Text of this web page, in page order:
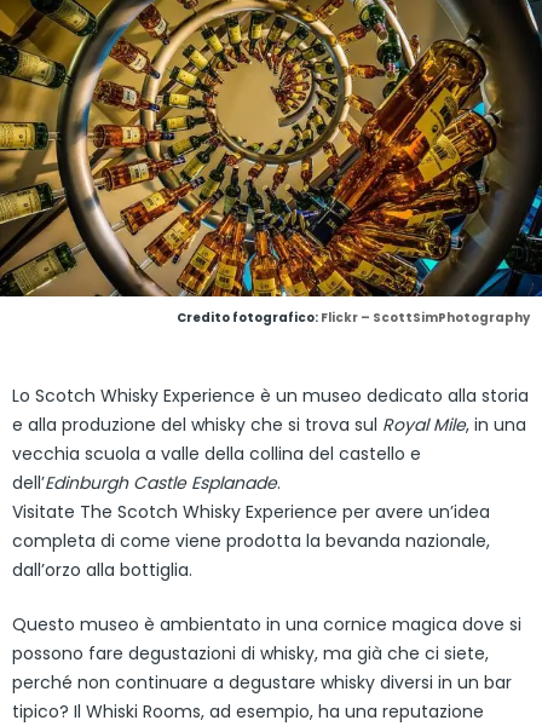
Credito fotografico: Flickr – ScottSimPhotography
Lo Scotch Whisky Experience è un museo dedicato alla storia
e alla produzione del whisky che si trova sul Royal Mile, in una
vecchia scuola a valle della collina del castello e
dell’Edinburgh Castle Esplanade.
Visitate The Scotch Whisky Experience per avere un’idea
completa di come viene prodotta la bevanda nazionale,
dall’orzo alla bottiglia.
Questo museo è ambientato in una cornice magica dove si
possono fare degustazioni di whisky, ma già che ci siete,
perché non continuare a degustare whisky diversi in un bar
tipico? Il Whiski Rooms, ad esempio, ha una reputazione